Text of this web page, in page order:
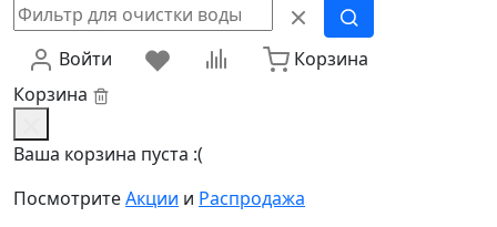
Войти
Корзина
Корзина
Ваша корзина пуста :(
ПосмотритеАкции и Распродажа